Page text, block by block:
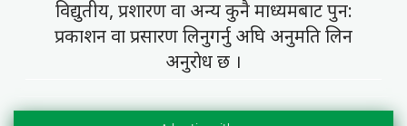
विद्युतीय, प्रशारण वा अन्य कुनै माध्यमबाट पुन:
प्रकाशन वा प्रसारण लिनुगर्नु अघि अनुमति लिन
अनुराेध छ ।